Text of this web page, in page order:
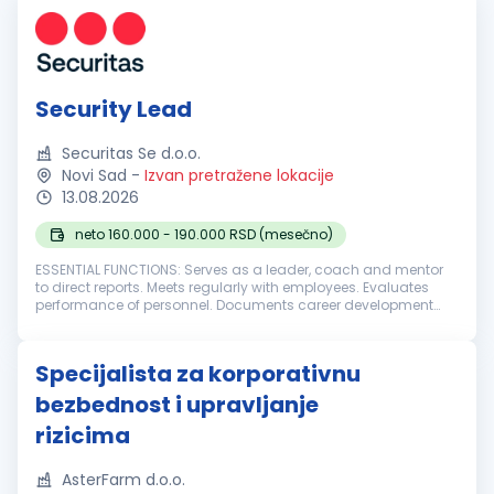
Security Lead
Securitas Se d.o.o.
Novi Sad - Izvan pretražene lokacije
13.08.2026
neto 160.000 - 190.000 RSD (mesečno)
ESSENTIAL FUNCTIONS: Serves as a leader, coach and mentor
to direct reports. Meets regularly with employees. Evaluates
performance of personnel. Documents career development
Specijalista za korporativnu
bezbednost i upravljanje
rizicima
AsterFarm d.o.o.